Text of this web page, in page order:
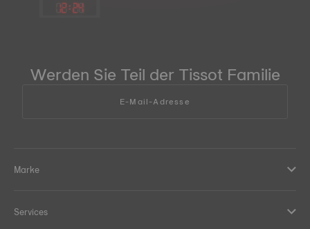
12:24
Werden Sie Teil der Tissot Familie
E-Mail-Adresse
Marke
Services